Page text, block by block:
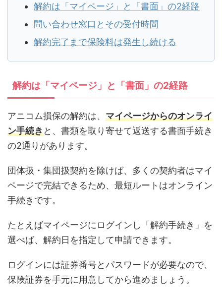
解約は「マイページ」と「書面」の2経路
問い合わせ窓口とその受付時間
解約完了まで保険料は発生し続ける
解約は「マイページ」と「書面」の2経路
アニコム損保の解約は、 マイページからのオンライ
ン手続きと、書類を取り寄せて返送する書面手続き
の2通りがあります。
団体扱・集団扱契約を除けば、多くの契約者はマイ
ページで完結できるため、最短ルートはオンライン
手続きです。
たとえばマイページにログインし「解約手続き」を
選べば、解約日を指定して申請できます。
ログインには証券番号とパスワードが必要なので、
保険証券を手元に用意してから進めましょう。